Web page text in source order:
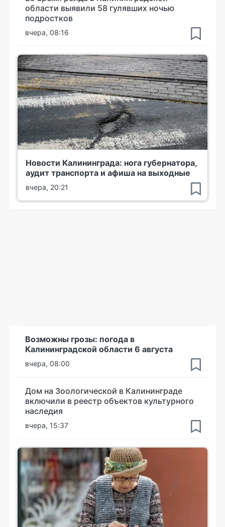
области выявили 58 гулявших ночью
подростков
вчера, 08:16
Новости Калининграда: нога губернатора,
аудит транспорта и афиша на выходные
вчера, 20:21
Возможны грозы: погода в
Калининградской области 6 августа
вчера, 08:00
Дом на Зоологической в Калининграде
включили в реестр объектов культурного
наследия
вчера, 15:37